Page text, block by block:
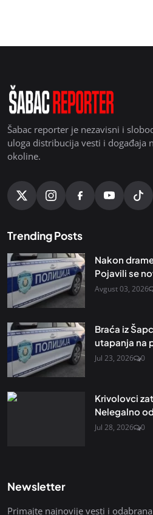
Šabac reporter je nezavisni i
uloga distribucija vesti i događaja
okoline.
Trending Posts
Nakon
Pojavili se
Avgust 03, 2026
Braća iz
utapanja na
Jul 23, 2026 0
Krivolovci
Nelegalno
Jul 28, 2026 0
Newsletter
Primajte najnovije vesti i